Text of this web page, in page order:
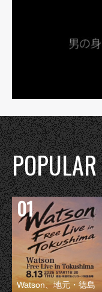
POPULAR
Watson、地元・徳島